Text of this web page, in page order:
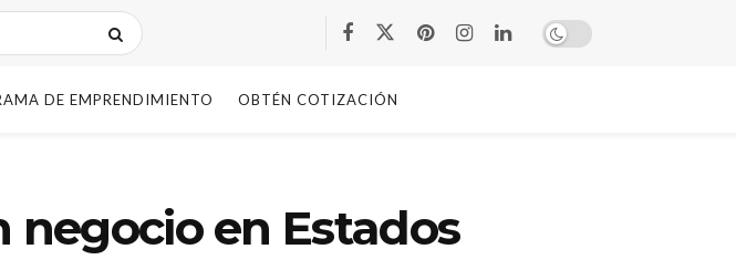
DE EMPRENDIMIENTO OBTÉN COTIZACIÓN
negocio en Estados